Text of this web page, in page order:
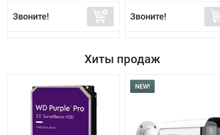
Звоните! Звоните!
Хиты продаж
NEW!